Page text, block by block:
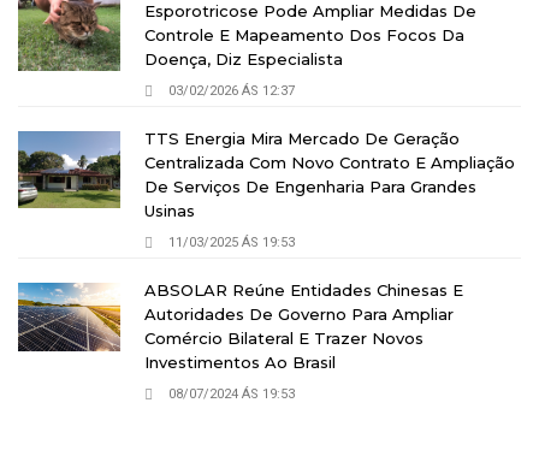
Esporotricose Pode Ampliar Medidas De
Controle E Mapeamento Dos Focos Da
Doença, Diz Especialista
03/02/2026 ÁS 12:37
TTS Energia Mira Mercado De Geração
Centralizada Com Novo Contrato E Ampliação
De Serviços De Engenharia Para Grandes
Usinas
11/03/2025 ÁS 19:53
ABSOLAR Reúne Entidades Chinesas E
Autoridades De Governo Para Ampliar
Comércio Bilateral E Trazer Novos
Investimentos Ao Brasil
08/07/2024 ÁS 19:53